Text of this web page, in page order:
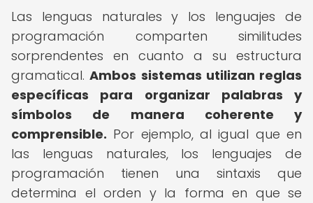
Las lenguas naturales y los lenguajes de
programación comparten similitudes
sorprendentes en cuanto a su estructura
gramatical.Ambos sistemas utilizan reglas
específicas para organizar palabras y
símbolos de manera coherente y
comprensible. Por ejemplo, al igual que en
las lenguas naturales, los lenguajes de
programación tienen una sintaxis que
determina el orden y la forma en que se